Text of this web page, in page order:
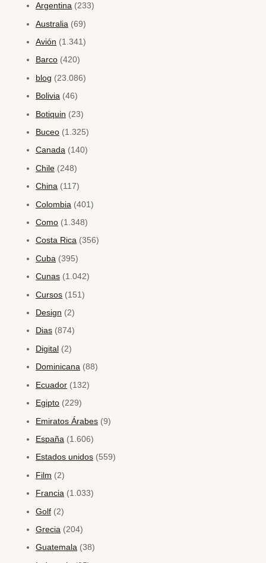
Argentina (233)
Australia (69)
Avión (1.341)
Barco (420)
blog (23.086)
Bolivia (46)
Botiquin (23)
Buceo (1.325)
Canada (140)
Chile (248)
China (117)
Colombia (401)
Como (1.348)
Costa Rica (356)
Cuba (395)
Cunas (1.042)
Cursos (151)
Design (2)
Dias (874)
Digital (2)
Dominicana (88)
Ecuador (132)
Egipto (229)
Emiratos Árabes (9)
España (1.606)
Estados unidos (559)
Film (2)
Francia (1.033)
Golf (2)
Grecia (204)
Guatemala (38)